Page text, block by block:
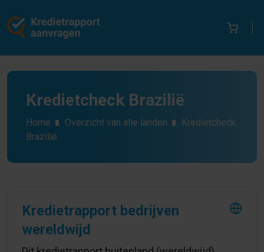
Kredietcheck Brazilië
Home Overzicht van alle landen
Kredietcheck
Brazilië
Kredietrapport bedrijven
wereldwijd